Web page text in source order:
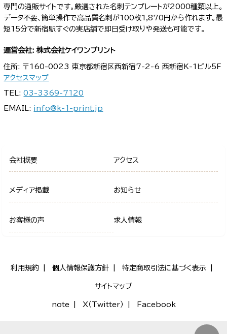
専門の通販サイトです。厳選された名刺テンプレートが2000種類以上。
データ不要、簡単操作で高品質名刺が100枚1,870円から作れます。最
短15分で新宿駅すぐの実店舗で即日受け取りや発送も可能です。
運営会社: 株式会社ケイワンプリント
住所: 〒160-0023 東京都新宿区西新宿7-2-6 西新宿K-1ビル5F
アクセスマップ
TEL:03-3369-7120
EMAIL: info@k-1-print.jp
会社概要 アクセス
メディア掲載 お知らせ
お客様の声 求人情報
利用規約 個人情報保護方針 特定商取引法に基づく表示
サイトマップ
note X（Twitter） Facebook